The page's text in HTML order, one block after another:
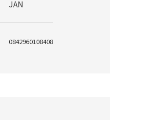
JAN
0842960108408